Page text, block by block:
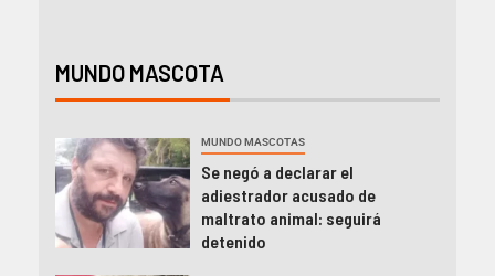
MUNDO MASCOTA
MUNDO MASCOTAS
Se negó a declarar el
adiestrador acusado de
maltrato animal: seguirá
detenido